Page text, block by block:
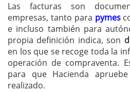
Las facturas son
empresas, tanto para pymes
e incluso también para
propia definición indica, son
en los que se recoge toda la
operación de compraventa.
para que Hacienda
realizado.